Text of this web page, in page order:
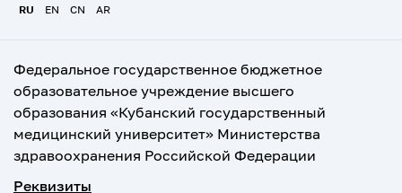
RU EN CN AR
Федеральное государственное бюджетное
образовательное учреждение высшего
образования «Кубанский государственный
медицинский университет» Министерства
здравоохранения Российской Федерации
Реквизиты